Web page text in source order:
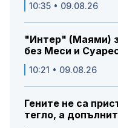
10:35 • 09.08.26
"Интер" (Маями)
без Меси и
10:21 • 09.08.26
Гените не са
тегло, а